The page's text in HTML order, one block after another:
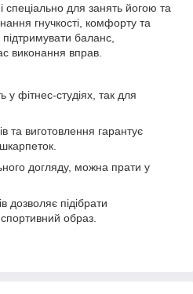
спеціально для занять йогою та
гнучкості, комфорту та
баланс,
виконання вправ.
у фітнес-студіях, так для
та виготовлення гарантує
догляду, можна прати у
дозволяє підібрати
образ.